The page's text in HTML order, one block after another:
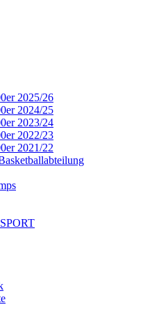
2025/26
2024/25
2023/24
2022/23
2021/22